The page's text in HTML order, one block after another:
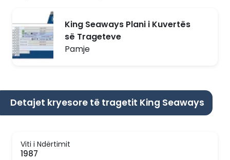
King Seaways Plani i Kuvertës
së Trageteve
Pamje
Detajet kryesore të tragetit King Seaways
Viti i Ndërtimit
1987